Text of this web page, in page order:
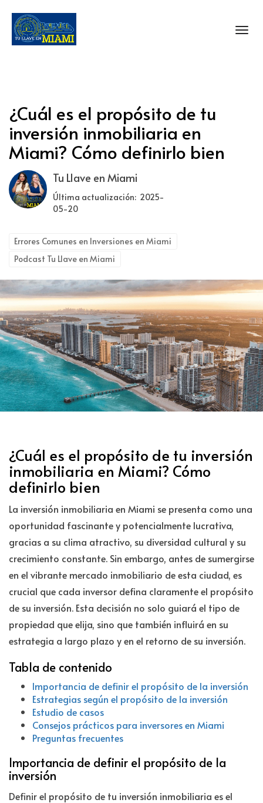
¿Cuál es el propósito de tu
inversión inmobiliaria en
Miami? Cómo definirlo bien
Tu Llave en Miami
Última actualización: 2025-
05-20
Errores Comunes en Inversiones en Miami
Podcast Tu Llave en Miami
¿Cuál es el propósito de tu inversión
inmobiliaria en Miami? Cómo
definirlo bien
La inversión inmobiliaria en Miami se presenta como una
oportunidad fascinante y potencialmente lucrativa,
gracias a su clima atractivo, su diversidad cultural y su
crecimiento constante. Sin embargo, antes de sumergirse
en el vibrante mercado inmobiliario de esta ciudad, es
crucial que cada inversor defina claramente el propósito
de su inversión. Esta decisión no solo guiará el tipo de
propiedad que elija, sino que también influirá en su
estrategia a largo plazo y en el retorno de su inversión.
Tabla de contenido
Importancia de definir el propósito de la inversión
Estrategias según el propósito de la inversión
Estudio de casos
Consejos prácticos para inversores en Miami
Preguntas frecuentes
Importancia de definir el propósito de la
inversión
Definir el propósito de tu inversión inmobiliaria es el